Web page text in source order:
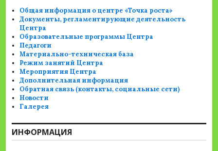
Общая информация о центре «Точка роста»
Документы, регламентирующие деятельность
Центра
Образовательные программы Центра
Педагоги
Материально-техническая база
Режим занятий Центра
Мероприятия Центра
Дополнительная информация
Обратная связь (контакты, социальные сети)
Новости
Галерея
ИНФОРМАЦИЯ